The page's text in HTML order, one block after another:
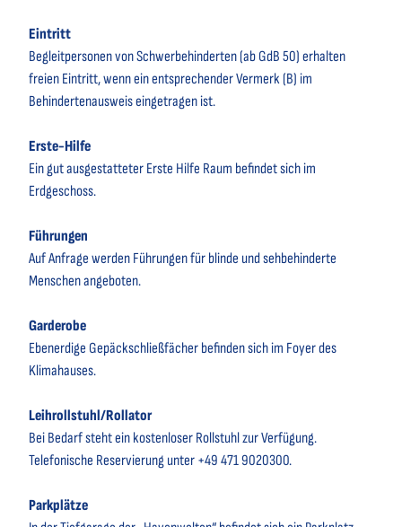
Eintritt
Begleitpersonen von Schwerbehinderten (ab GdB 50) erhalten
freien Eintritt, wenn ein entsprechender Vermerk (B) im
Behindertenausweis eingetragen ist.
Erste-Hilfe
Ein gut ausgestatteter Erste Hilfe Raum befindet sich im
Erdgeschoss.
Führungen
Auf Anfrage werden Führungen für blinde und sehbehinderte
Menschen angeboten.
Garderobe
Ebenerdige Gepäckschließfächer befinden sich im Foyer des
Klimahauses.
Leihrollstuhl/Rollator
Bei Bedarf steht ein kostenloser Rollstuhl zur Verfügung.
Telefonische Reservierung unter +49 471 9020300.
Parkplätze